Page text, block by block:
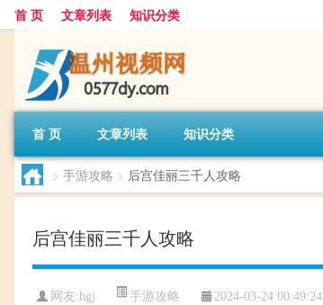
首 页 文章列表 知识分类
首 页 文章列表 知识分类
> 手游攻略 > 后宫佳丽三千人攻略
后宫佳丽三千人攻略
网友:hgj 手游攻略 2024-03-24 00:49:24